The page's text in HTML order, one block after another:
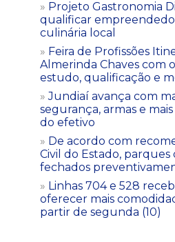
Projeto Gastronomia
qualificar
culinária local
Feira de Profissões
Almerinda Chaves com
estudo, qualificação e
Jundiaí avança com
segurança, armas e
do efetivo
De acordo com
Civil do Estado, parques
fechados
Linhas 704 e 528
oferecer mais
partir de segunda (10)